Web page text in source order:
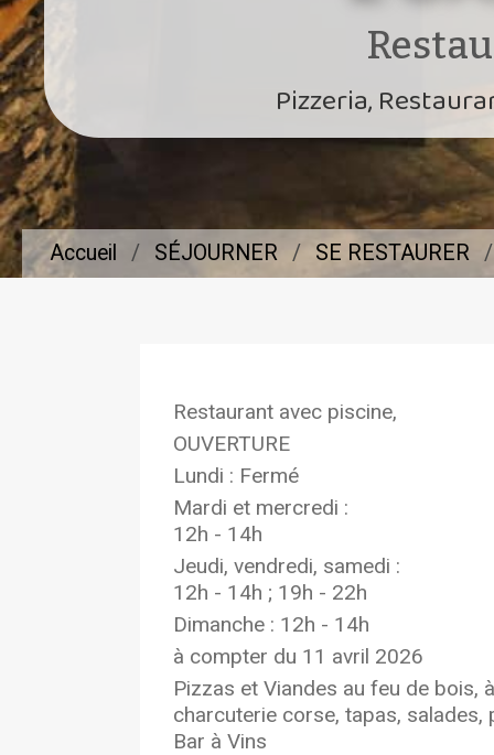
Pizzeria,
Accueil SÉJOURNER SE RESTAURER
Restaurant avec piscine,
OUVERTURE
Lundi : Fermé
Mardi et mercredi :
12h - 14h
Jeudi, vendredi, samedi :
12h - 14h ; 19h - 22h
Dimanche : 12h - 14h
à compter du 11 avril 2026
Pizzas et Viandes au feu de bois,
charcuterie corse, tapas,
Bar à Vins